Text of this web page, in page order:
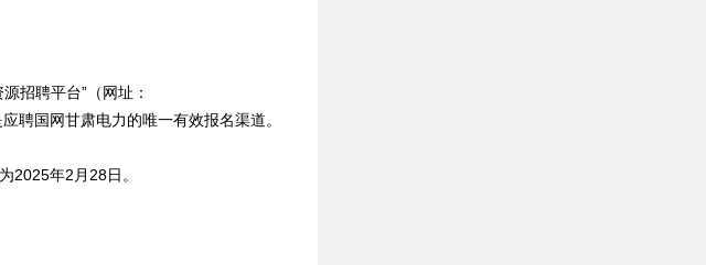
招聘平台”（网址：
聘国网甘肃电力的唯一有效报名渠道。
年2月28日。